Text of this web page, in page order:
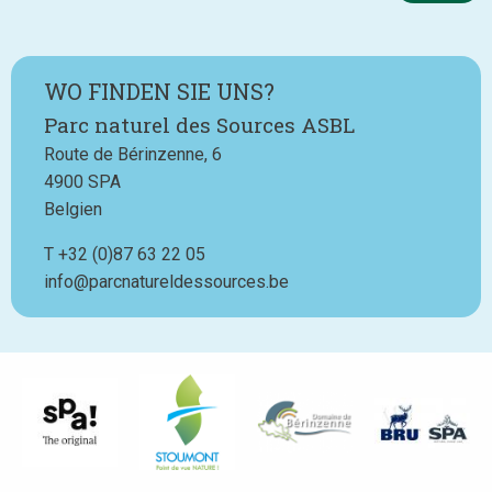
WO FINDEN SIE UNS?
Parc naturel des Sources ASBL
Route de Bérinzenne, 6
4900 SPA
Belgien
T Téléphone
+32 (0)87 63 22 05
info@parcnatureldessources.be